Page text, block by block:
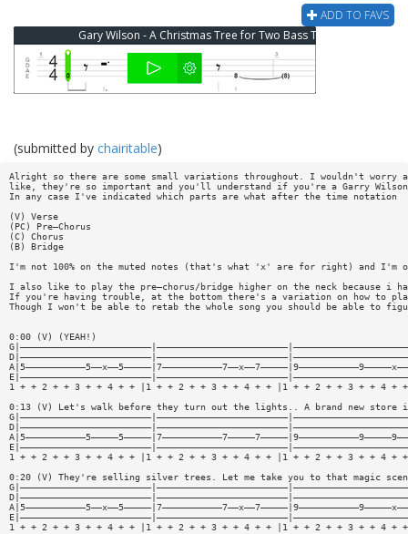
ADD TO FAVS
Gary Wilson - A Christmas Tree for Two Bass Tab
(submitted by chairitable)
Alright so there are some small variations throughout. I wouldn't worry
like, they're so important and you'll understand if you're a Garry
In any case I've indicated which parts are what after the time notation
(V) Verse
(PC) Pre—Chorus
(C) Chorus
(B) Bridge
I'm not 100% on the muted notes (that's what 'x' are for right) and I'm
I also like to play the pre—chorus/bridge higher on the neck because
If you're having trouble, at the bottom there's a variation on how to
Though I won't be able to retab the whole song you should be able to
0:00 (V) (YEAH!)
1 + + 2 + + 3 + + 4 + + |1 + + 2 + + 3 + + 4 + + |1 + + 2 + + 3 + + 4 +
0:13 (V) Let's walk before they turn out the lights.. A brand new store
1 + + 2 + + 3 + + 4 + + |1 + + 2 + + 3 + + 4 + + |1 + + 2 + + 3 + + 4 +
0:20 (V) They're selling silver trees. Let me take you to that magic
1 + + 2 + + 3 + + 4 + + |1 + + 2 + + 3 + + 4 + + |1 + + 2 + + 3 + + 4 +